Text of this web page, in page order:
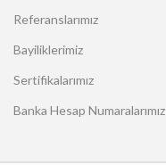
Referanslarımız
Bayiliklerimiz
Sertifikalarımız
Banka Hesap Numaralarımız